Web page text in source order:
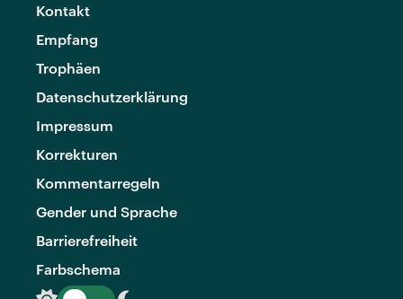
Kontakt
Empfang
Trophäen
Datenschutzerklärung
Impressum
Korrekturen
Kommentarregeln
Gender und Sprache
Barrierefreiheit
Farbschema